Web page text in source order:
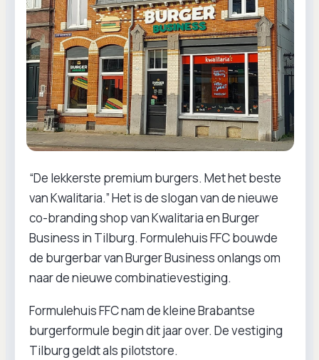
“De lekkerste premium burgers. Met het beste
van Kwalitaria.” Het is de slogan van de nieuwe
co-branding shop van Kwalitaria en Burger
Business in Tilburg. Formulehuis FFC bouwde
de burgerbar van Burger Business onlangs om
naar de nieuwe combinatievestiging.
Formulehuis FFC nam de kleine Brabantse
burgerformule begin dit jaar over. De vestiging
Tilburg geldt als pilotstore.